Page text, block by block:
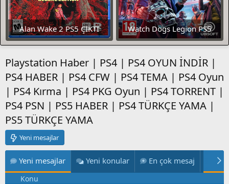
Watch Dogs Legion PS5
ÇIKTI
Metro Exodus PS5 Çıktı
Playstation Haber | PS4 | PS4 OYUN İNDİR |
PS4 HABER | PS4 CFW | PS4 TEMA | PS4 Oyun
| PS4 Kırma | PS4 PKG Oyun | PS4 TORRENT |
PS4 PSN | PS5 HABER | PS4 TÜRKÇE YAMA |
PS5 TÜRKÇE YAMA
Yeni mesajlar
Yeni mesajlar Yeni konular En çok mesaj En
Konu